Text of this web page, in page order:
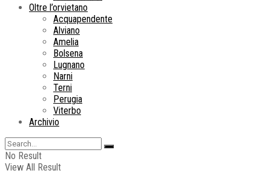
Oltre l’orvietano
Acquapendente
Alviano
Amelia
Bolsena
Lugnano
Narni
Terni
Perugia
Viterbo
Archivio
No Result
View All Result